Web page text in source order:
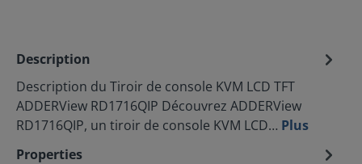
Description
Description du Tiroir de console KVM LCD TFT
ADDERView RD1716QIP Découvrez ADDERView
RD1716QIP, un tiroir de console KVM LCD… Plus
Properties